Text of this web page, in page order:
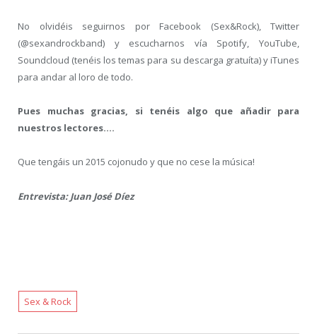
No olvidéis seguirnos por Facebook (Sex&Rock), Twitter
(@sexandrockband) y escucharnos vía Spotify, YouTube,
Soundcloud (tenéis los temas para su descarga gratuíta) y iTunes
para andar al loro de todo.
Pues muchas gracias, si tenéis algo que añadir para
nuestros lectores….
Que tengáis un 2015 cojonudo y que no cese la música!
Entrevista: Juan José Díez
Sex & Rock